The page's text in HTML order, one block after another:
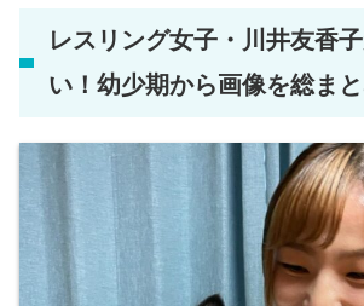
レスリング女子・川井友香
い！幼少期から画像を総ま